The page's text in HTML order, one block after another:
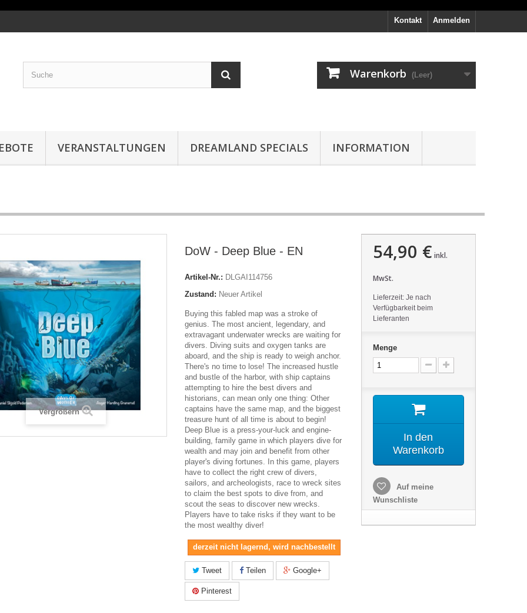
Anmelden
Kontakt
Warenkorb (Leer)
VERANSTALTUNGEN DREAMLAND SPECIALS INFORMATION
Vergrößern
DoW - Deep Blue - EN
Artikel-Nr.: DLGAI114756
Zustand: Neuer Artikel
Buying this fabled map was a stroke of
genius. The most ancient, legendary, and
extravagant underwater wrecks are waiting for
divers. Diving suits and oxygen tanks are
aboard, and the ship is ready to weigh anchor.
There's no time to lose! The increased hustle
and bustle of the harbor, with ship captains
attempting to hire the best divers and
historians, can mean only one thing: Other
captains have the same map, and the biggest
treasure hunt of all time is about to begin!
Deep Blue is a press-your-luck and engine-
building, family game in which players dive for
wealth and may join and benefit from other
player's diving fortunes. In this game, players
have to collect the right crew of divers,
sailors, and archeologists, race to wreck sites
to claim the best spots to dive from, and
scout the seas to discover new wrecks.
Players have to take risks if they want to be
the most wealthy diver!
derzeit nicht lagernd, wird nachbestellt
Tweet Teilen Google+
Pinterest
54,90 € inkl.
MwSt.
Lieferzeit: Je nach
Verfügbarkeit beim
Lieferanten
Menge
In den
Warenkorb
Auf meine
Wunschliste